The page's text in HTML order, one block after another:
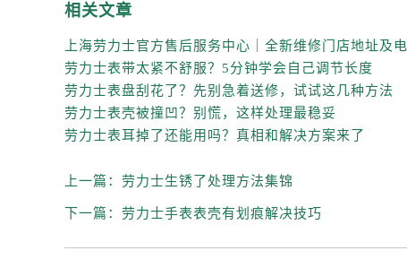
相关文章
劳力士表带太紧不舒服？5分钟学会自己调节长度
劳力士表盘刮花了？先别急着送修，试试这几种方法
劳力士表壳被撞凹？别慌，这样处理最稳妥
劳力士表耳掉了还能用吗？真相和解决方案来了
上一篇： 劳力士生锈了处理方法集锦
下一篇： 劳力士手表表壳有划痕解决技巧